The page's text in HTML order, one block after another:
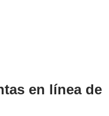
en línea de